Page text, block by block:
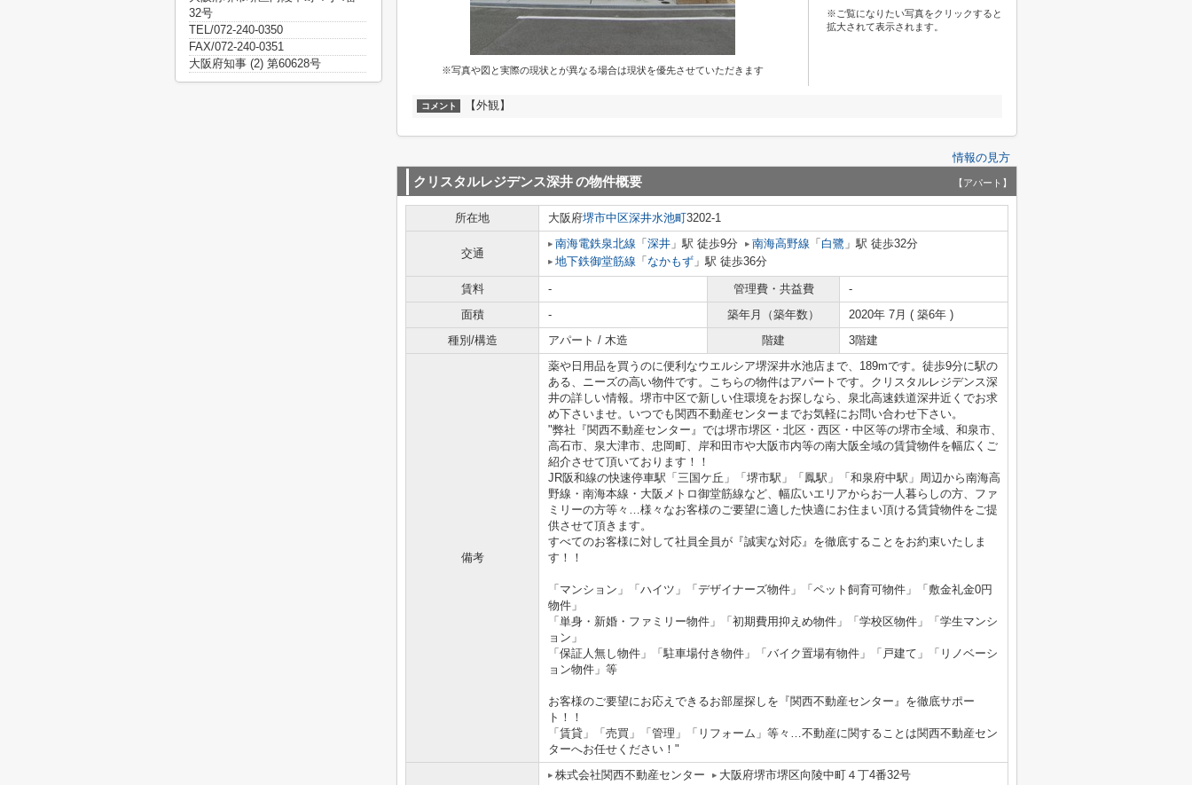
※写真や図と実際の現状とが異なる場合は現状を優先させていただきます
※ご覧になりたい写真をクリックすると
拡大されて表示されます。
コメント 【外観】
情報の見方
クリスタルレジデンス深井の物件概要 【アパート】
所在地 大阪府堺市中区深井水池町3202-1
交通
南海電鉄泉北線 「 深井 」駅 徒歩9分 南海高野線 「 白鷺 」駅 徒歩32分
地下鉄御堂筋線 「 なかもず 」駅 徒歩36分
賃料 - 管理費・共益費
-
面積
- 築年月（築年数）
2020年 7月 ( 築6年 )
種別/構造
アパート / 木造 階建 3階建
備考
薬や日用品を買うのに便利なウエルシア堺深井水池店まで、189mです。徒歩9分に駅の
ある、ニーズの高い物件です。こちらの物件はアパートです。クリスタルレジデンス深
井の詳しい情報。堺市中区で新しい住環境をお探しなら、泉北高速鉄道深井近くでお求
め下さいませ。いつでも関西不動産センターまでお気軽にお問い合わせ下さい。
"弊社『関西不動産センター』では堺市堺区・北区・西区・中区等の堺市全域、和泉市、
高石市、泉大津市、忠岡町、岸和田市や大阪市内等の南大阪全域の賃貸物件を幅広くご
紹介させて頂いております！！
JR阪和線の快速停車駅「三国ケ丘」「堺市駅」「鳳駅」「和泉府中駅」周辺から南海高
野線・南海本線・大阪メトロ御堂筋線など、幅広いエリアからお一人暮らしの方、ファ
ミリーの方等々…様々なお客様のご要望に適した快適にお住まい頂ける賃貸物件をご提
供させて頂きます。
すべてのお客様に対して社員全員が『誠実な対応』を徹底することをお約束いたしま
す！！
「マンション」「ハイツ」「デザイナーズ物件」「ペット飼育可物件」「敷金礼金0円
物件」
「単身・新婚・ファミリー物件」「初期費用抑えめ物件」「学校区物件」「学生マンシ
ョン」
「保証人無し物件」「駐車場付き物件」「バイク置場有物件」「戸建て」「リノベーシ
ョン物件」等
お客様のご要望にお応えできるお部屋探しを『関西不動産センター』を徹底サポー
ト！！
「賃貸」「売買」「管理」「リフォーム」等々…不動産に関することは関西不動産セン
ターへお任せください！"
株式会社関西不動産センター
大阪府堺市堺区向陵中町４丁4番32号
32号
TEL/072-240-0350
FAX/072-240-0351
大阪府知事 (2) 第60628号